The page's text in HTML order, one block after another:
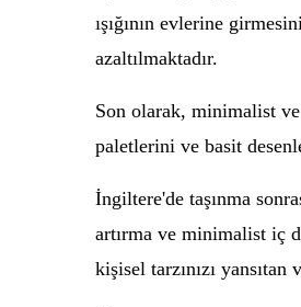
ışığının evlerine
azaltılmaktadır.
Son olarak, minimalist
paletlerini ve basit
İngiltere'de taşınma
artırma ve minimalist iç
kişisel tarzınızı